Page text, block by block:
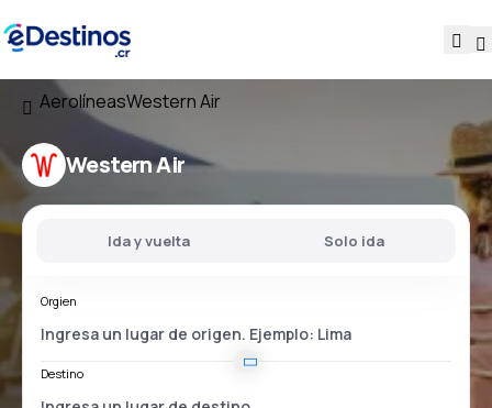
AerolíneasWestern Air
Western Air
Ida y vuelta Solo ida
Orgien
Destino